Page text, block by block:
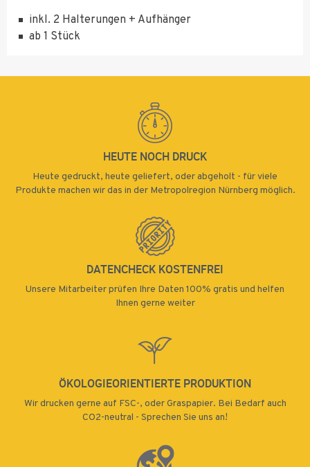
inkl. 2 Halterungen + Aufhänger
ab 1 Stück
HEUTE NOCH DRUCK
Heute gedruckt, heute geliefert, oder abgeholt - für viele
Produkte machen wir das in der Metropolregion Nürnberg möglich.
DATENCHECK KOSTENFREI
Unsere Mitarbeiter prüfen Ihre Daten 100% gratis und helfen
Ihnen gerne weiter
ÖKOLOGIEORIENTIERTE PRODUKTION
Wir drucken gerne auf FSC-, oder Graspapier. Bei Bedarf auch
CO2-neutral - Sprechen Sie uns an!